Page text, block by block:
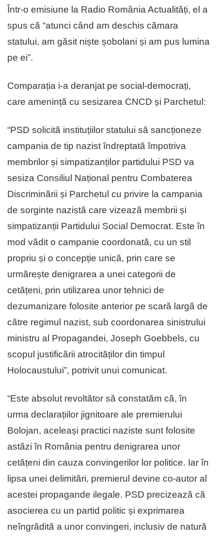
Într-o emisiune la Radio România Actualități, el a
spus că “atunci când am deschis cămara
statului, am găsit niște șobolani și am pus lumina
pe ei”.
Comparația i-a deranjat pe social-democrați,
care amenință cu sesizarea CNCD și Parchetul:
“PSD solicită instituțiilor statului să sancționeze
campania de tip nazist îndreptată împotriva
membrilor și simpatizanților partidului PSD va
sesiza Consiliul Național pentru Combaterea
Discriminării și Parchetul cu privire la campania
de sorginte nazistă care vizează membrii și
simpatizanții Partidului Social Democrat. Este în
mod vădit o campanie coordonată, cu un stil
propriu și o concepție unică, prin care se
urmărește denigrarea a unei categorii de
cetățeni, prin utilizarea unor tehnici de
dezumanizare folosite anterior pe scară largă de
către regimul nazist, sub coordonarea sinistrului
ministru al Propagandei, Joseph Goebbels, cu
scopul justificării atrocităților din timpul
Holocaustului”, potrivit unui comunicat.
“Este absolut revoltător să constatăm că, în
urma declarațiilor jignitoare ale premierului
Bolojan, aceleași practici naziste sunt folosite
astăzi în România pentru denigrarea unor
cetățeni din cauza convingerilor lor politice. Iar în
lipsa unei delimitări, premierul devine co-autor al
acestei propagande ilegale. PSD precizează că
asocierea cu un partid politic și exprimarea
neîngrădită a unor convingeri, inclusiv de natură